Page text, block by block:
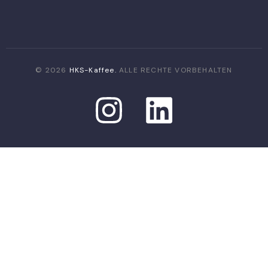
© 2026 HKS-Kaffee. ALLE RECHTE VORBEHALTEN